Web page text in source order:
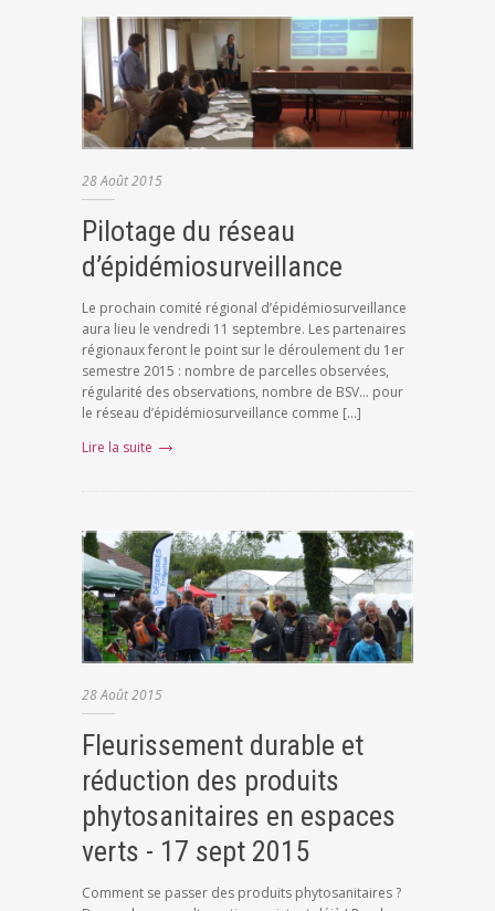
28Août2015
Pilotage du réseau
d’épidémiosurveillance
Le prochain comité régional d’épidémiosurveillance
aura lieu le vendredi 11 septembre. Les partenaires
régionaux feront le point sur le déroulement du 1er
semestre 2015 : nombre de parcelles observées,
régularité des observations, nombre de BSV… pour
le réseau d’épidémiosurveillance comme […]
Lire la suite
28Août2015
Fleurissement durable et
réduction des produits
phytosanitaires en espaces
verts - 17 sept 2015
Comment se passer des produits phytosanitaires ?